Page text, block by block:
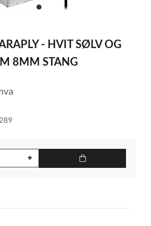
item
- HVIT SØLV OG
8MM STANG